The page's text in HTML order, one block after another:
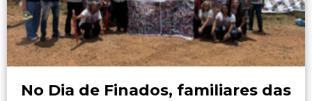
No Dia de Finados, familiares das